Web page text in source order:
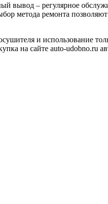
вывод – регулярное
метода ремонта
и использование
на сайте auto-udobno.ru